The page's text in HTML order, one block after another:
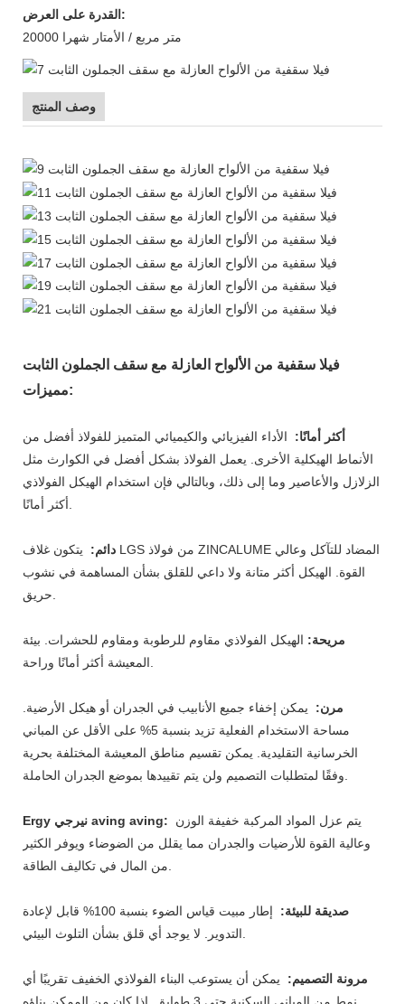
القدرة على العرض:
20000 متر مربع / الأمتار شهرا
وصف المنتج
فيلا سقفية من الألواح العازلة مع سقف الجملون الثابت
مميزات:
أكثر أمانًا:
الأداء الفيزيائي والكيميائي المتميز للفولاذ أفضل من
الأنماط الهيكلية الأخرى. يعمل الفولاذ بشكل أفضل في الكوارث مثل
الزلازل والأعاصير وما إلى ذلك، وبالتالي فإن استخدام الهيكل الفولاذي
أكثر أمانًا.
دائم:
يتكون غلاف LGS من فولاذ ZINCALUME المضاد للتآكل وعالي
القوة. الهيكل أكثر متانة ولا داعي للقلق بشأن المساهمة في نشوب
حريق.
مريحة: الهيكل الفولاذي مقاوم للرطوبة ومقاوم للحشرات. بيئة
المعيشة أكثر أمانًا وراحة.
مرن:
يمكن إخفاء جميع الأنابيب في الجدران أو هيكل الأرضية.
مساحة الاستخدام الفعلية تزيد بنسبة 5% على الأقل عن المباني
الخرسانية التقليدية. يمكن تقسيم مناطق المعيشة المختلفة بحرية
وفقًا لمتطلبات التصميم ولن يتم تقييدها بموضع الجدران الحاملة.
Ergy نيرجي aving aving:
وعالية القوة للأرضيات والجدران مما يقلل من الضوضاء ويوفر الكثير
من المال في تكاليف الطاقة.
صديقة للبيئة:
إطار مبيت قياس الضوء بنسبة 100% قابل لإعادة
التدوير. لا يوجد أي قلق بشأن التلوث البيئي.
مرونة التصميم:
يمكن أن يستوعب البناء الفولاذي الخفيف تقريبًا أي